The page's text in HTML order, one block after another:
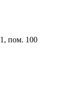
пом. 100